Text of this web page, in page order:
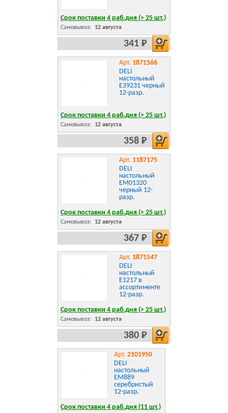
Срок поставки 4 раб.дня (> 25 шт.)
Самовывоз: 12 августа
341 Р
Арт. 1871566
DELI
настольный
E39231 черный
12-разр.
Срок поставки 4 раб.дня (> 25 шт.)
Самовывоз: 12 августа
358 Р
Арт. 1187175
DELI
настольный
EM01320
черный 12-
разр.
Срок поставки 4 раб.дня (> 25 шт.)
Самовывоз: 12 августа
367 Р
Арт. 1871547
DELI
настольный
E1217 в
ассортименте
12-разр.
Срок поставки 4 раб.дня (> 25 шт.)
Самовывоз: 12 августа
380 Р
Арт. 2101950
DELI
настольный
EM889
серебристый
12-разр.
Срок поставки 4 раб.дня (11 шт.)